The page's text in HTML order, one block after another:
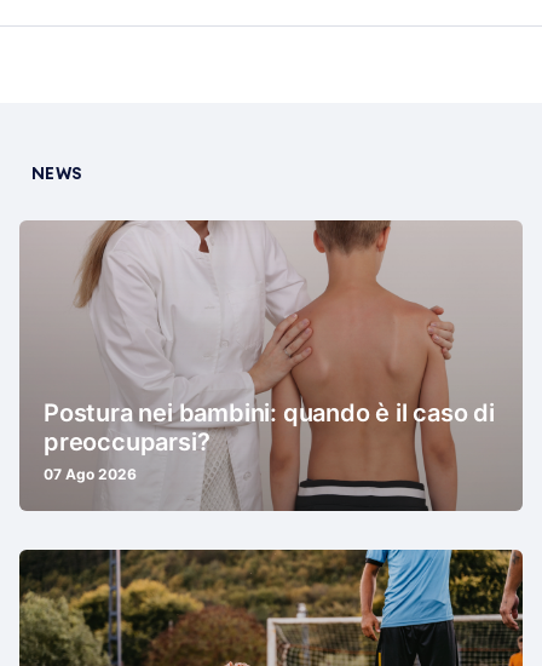
NEWS
Postura nei bambini: quando è il caso di
preoccuparsi?
07 Ago 2026